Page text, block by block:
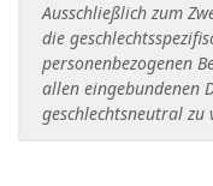
Ausschließlich zum
die
personenbezogenen
allen eingebundenen
geschlechtsneutral zu